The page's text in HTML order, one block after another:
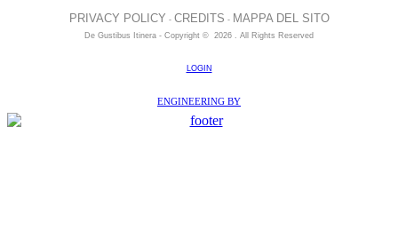
PRIVACY POLICY - CREDITS - MAPPA DEL SITO
De Gustibus Itinera - Copyright © 2026 All Rights Reserved
LOGIN
ENGINEERING BY